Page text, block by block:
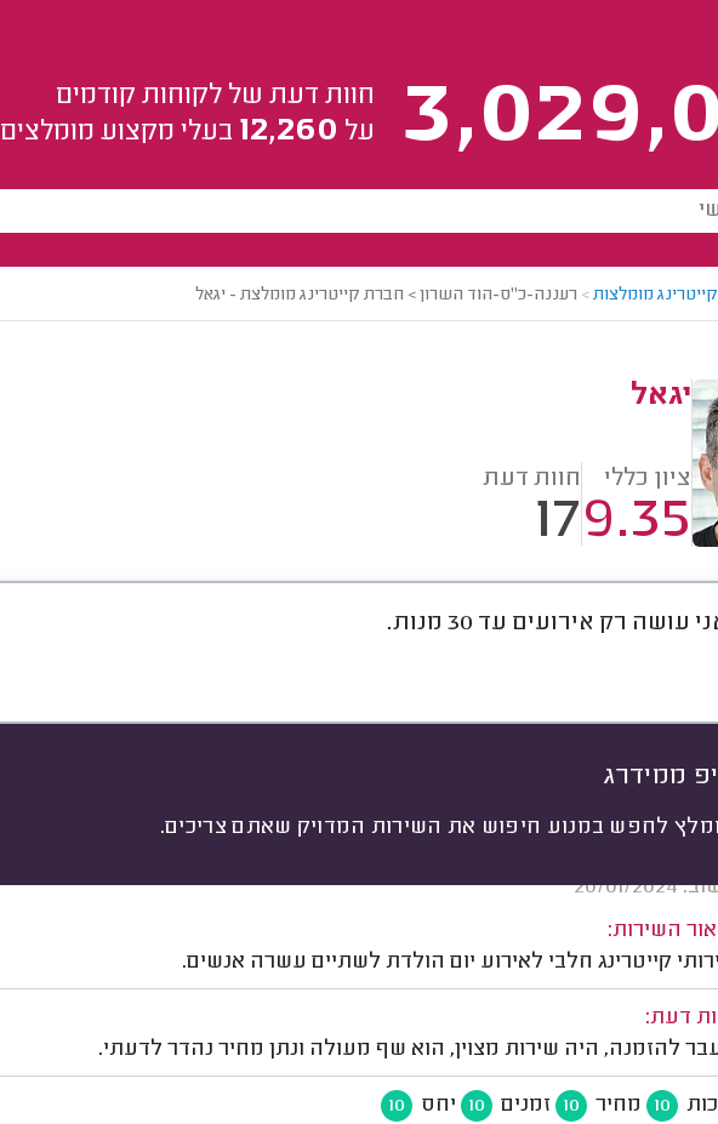
חוות דעת של לקוחות קודמים
על 12,260 בעלי מקצוע מומלצים
מומלצות> רעננה-כ"ס-הוד השרון > חברת קייטרינג מומלצת - יגאל
יגאל
ציון כללי
9.35
חוות דעת
17
עושה רק אירועים עד 30 מנות.
ממידרג
לחפש במנוע חיפוש את השירות המדויק שאתם צריכים.
חוות דעת ממוצע
לפי אירוע
01/2024
השירות:
קייטרינג חלבי לאירוע יום הולדת לשתיים עשרה אנשים.
דעת:
להזמנה, היה שירות מצוין, הוא שף מעולה ונתן מחיר נהדר לדעתי.
10 מחיר 10 זמנים 10 יחס 10